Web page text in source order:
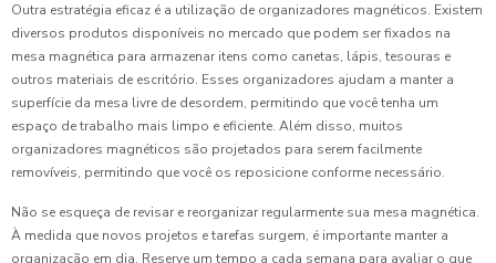
Outra estratégia eficaz é a utilização de organizadores magnéticos. Existem
diversos produtos disponíveis no mercado que podem ser fixados na
mesa magnética para armazenar itens como canetas, lápis, tesouras e
outros materiais de escritório. Esses organizadores ajudam a manter a
superfície da mesa livre de desordem, permitindo que você tenha um
espaço de trabalho mais limpo e eficiente. Além disso, muitos
organizadores magnéticos são projetados para serem facilmente
removíveis, permitindo que você os reposicione conforme necessário.
Não se esqueça de revisar e reorganizar regularmente sua mesa magnética.
À medida que novos projetos e tarefas surgem, é importante manter a
organização em dia. Reserve um tempo a cada semana para avaliar o que